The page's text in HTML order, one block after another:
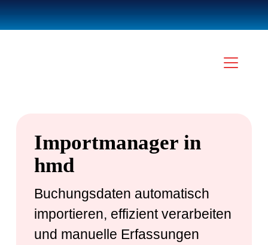
Importmanager in
hmd
Buchungsdaten automatisch
importieren, effizient verarbeiten
und manuelle Erfassungen